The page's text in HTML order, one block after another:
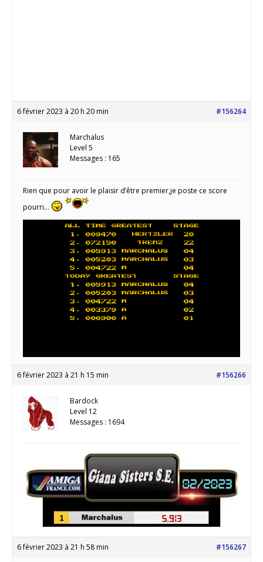
6 février 2023 à 20 h 20 min #156264
Marchalus
Level 5
Messages : 165
Rien que pour avoir le plaisir d’être premier,je poste ce score
pourri…
6 février 2023 à 21 h 15 min #156266
Bardock
Level 12
Messages : 1694
6 février 2023 à 21 h 58 min #156267